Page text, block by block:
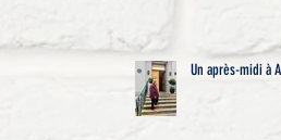
Un après-midi à